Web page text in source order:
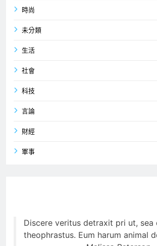
時尚
未分類
生活
社會
科技
言論
財經
軍事
Discere veritus detraxit pri ut, sea
theophrastus. Eum harum animal